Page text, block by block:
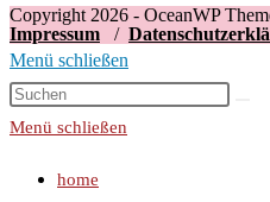
Copyright 2026 - OceanWP
Impressum /
Menü schließen
Menü schließen
home